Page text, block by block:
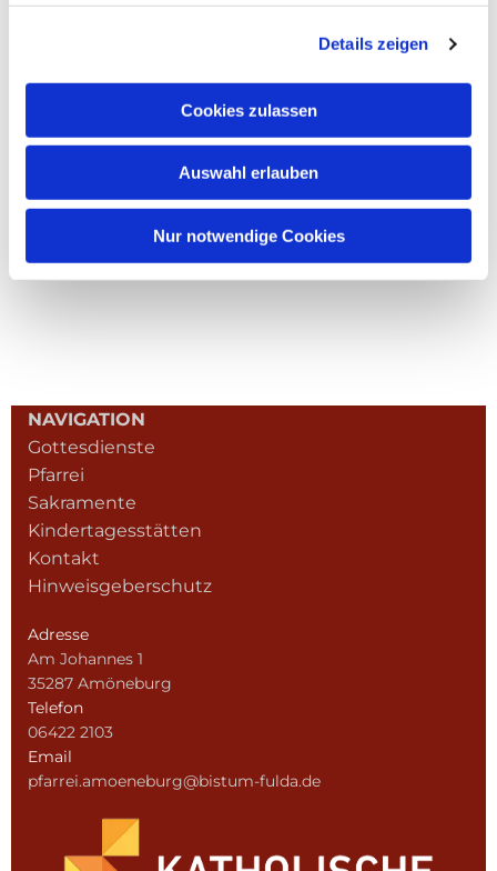
Details zeigen
Cookies zulassen
Auswahl erlauben
Nur notwendige Cookies
NAVIGATION
Gottesdienste
Pfarrei
Sakramente
Kindertagesstätten
Kontakt
Hinweisgeberschutz
Adresse
Am Johannes 1
35287 Amöneburg
Telefon
06422 2103
Email
pfarrei.amoeneburg@bistum-fulda.de